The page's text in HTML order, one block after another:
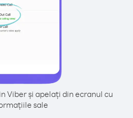
Viber și apelați din ecranul cu
sale